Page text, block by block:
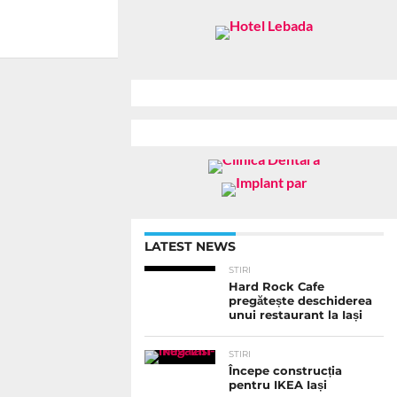
LATEST NEWS
STIRI
Hard Rock Cafe
pregătește deschiderea
unui restaurant la Iași
STIRI
Începe construcția
pentru IKEA Iași